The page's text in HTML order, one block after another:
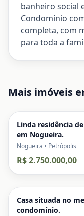
banheiro social
Condomínio
completa, com
para toda a
Mais imóveis
Linda residência
em Nogueira.
Nogueira • Petrópolis
R$ 2.750.000,00
Casa situada no
condomínio.